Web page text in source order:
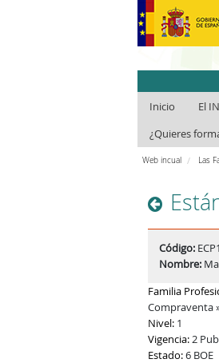
Inicio El
¿Quieres
Web incual Las
Código:
Nombre:
Familia
Compraventa
Nivel: 1
Vigencia:2
Estado:6 BOE